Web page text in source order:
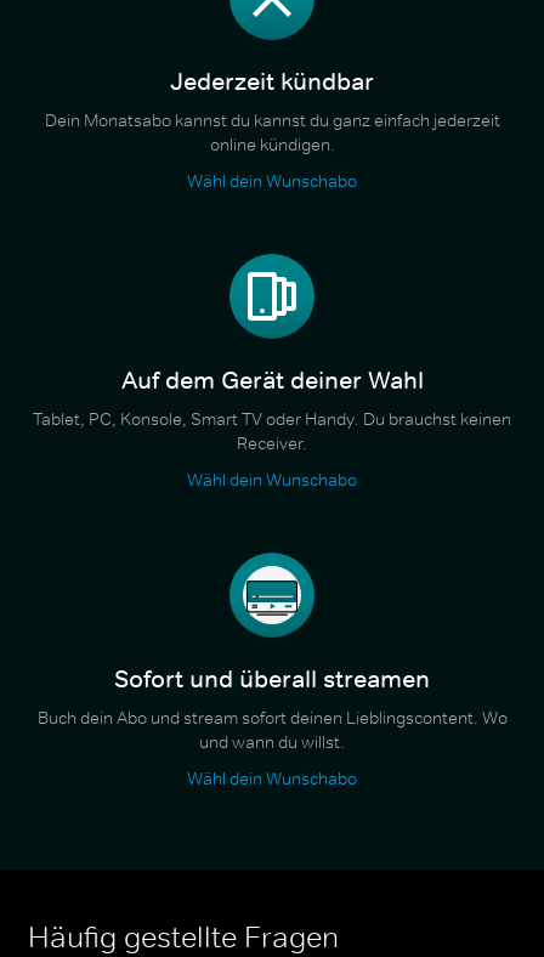
Jederzeit kündbar
Dein Monatsabo kannst du kannst du ganz einfach jederzeit
online kündigen.
Wähl dein Wunschabo
Auf dem Gerät deiner Wahl
Tablet, PC, Konsole, Smart TV oder Handy. Du brauchst keinen
Receiver.
Wähl dein Wunschabo
Sofort und überall streamen
Buch dein Abo und stream sofort deinen Lieblingscontent. Wo
und wann du willst.
Wähl dein Wunschabo
Häufig gestellte Fragen